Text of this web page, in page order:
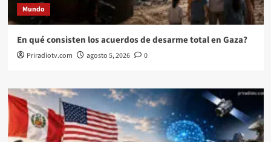
Mundo
En qué consisten los acuerdos de desarme total en Gaza?
Priradiotv.com agosto 5, 2026 0